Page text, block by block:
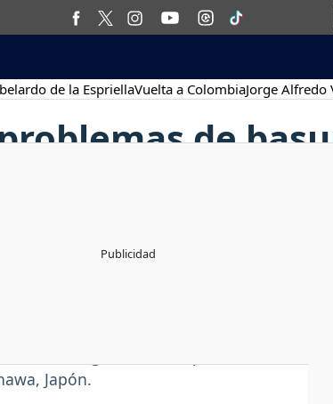
de la EspriellaVuelta a ColombiaJorge Alfredo
de
Japón.